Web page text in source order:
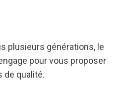
plusieurs générations, le
pour vous proposer
de qualité.